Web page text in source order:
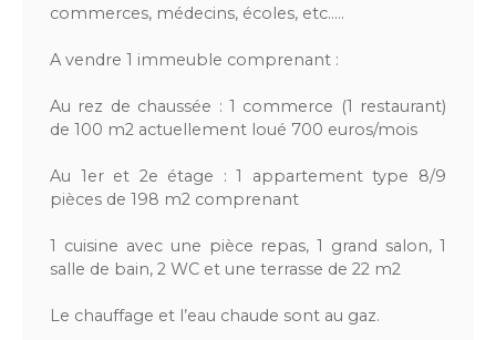
commerces, médecins, écoles, etc…..
A vendre 1 immeuble comprenant :
Au rez de chaussée : 1 commerce (1 restaurant)
de 100 m2 actuellement loué 700 euros/mois
Au 1er et 2e étage : 1 appartement type 8/9
pièces de 198 m2 comprenant
1 cuisine avec une pièce repas, 1 grand salon, 1
salle de bain, 2 WC et une terrasse de 22 m2
Le chauffage et l’eau chaude sont au gaz.